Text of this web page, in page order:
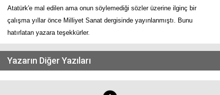
Atatürk'e mal edilen ama onun söylemediği sözler üzerine ilginç bir
çalışma yıllar önce Milliyet Sanat dergisinde yayınlanmıştı. Bunu
hatırlatan yazara teşekkürler.
Yazarın Diğer Yazıları